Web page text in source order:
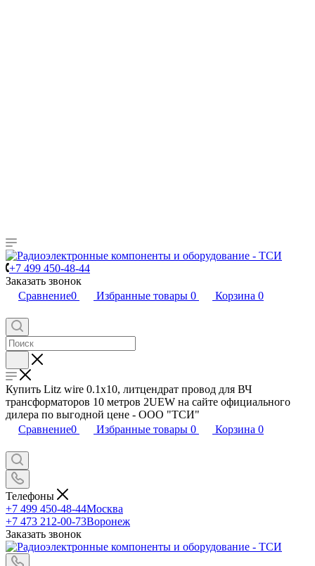
+7 499 450-48-44
Заказать звонок
Сравнение0 Избранные товары 0 Корзина 0
Купить Litz wire 0.1x10, литцендрат провод для ВЧ
трансформаторов 10 метров 2UEW на сайте официального
дилера по выгодной цене - ООО "ТСИ"
Сравнение0 Избранные товары 0 Корзина 0
Телефоны
+7 499 450-48-44Москва
+7 473 212-00-73Воронеж
Заказать звонок